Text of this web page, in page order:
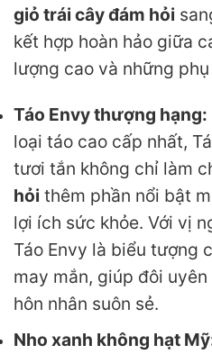
giỏ trái cây đám hỏi
kết hợp hoàn hảo giữa
lượng cao và những
Táo Envy thượng hạng:
loại táo cao cấp nhất,
tươi tắn không chỉ làm
hỏi thêm phần nổi bật
lợi ích sức khỏe. Với vị
Táo Envy là biểu tượng
may mắn, giúp đôi
hôn nhân suôn sẻ.
Nho xanh không hạt